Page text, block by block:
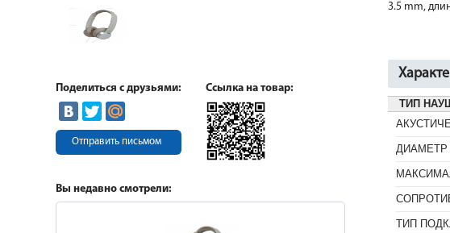
Поделиться с друзьями:
Отправить письмом
Ссылка на товар:
Вы недавно смотрели:
3.5 mm,
ТИП
ТИП